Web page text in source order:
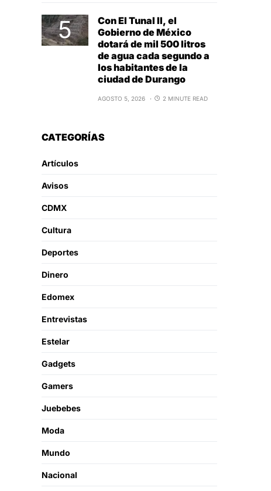
Con El Tunal II, el
Gobierno de México
dotará de mil 500 litros
de agua cada segundo a
los habitantes de la
ciudad de Durango
AGOSTO 5, 2026 2 MINUTE READ
CATEGORÍAS
Artículos
Avisos
CDMX
Cultura
Deportes
Dinero
Edomex
Entrevistas
Estelar
Gadgets
Gamers
Juebebes
Moda
Mundo
Nacional